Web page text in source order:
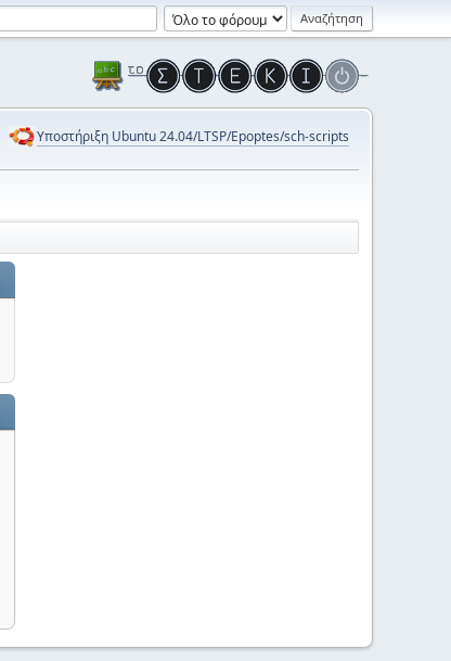
Υποστήριξη Ubuntu 24.04/LTSP/Epoptes/sch-scripts